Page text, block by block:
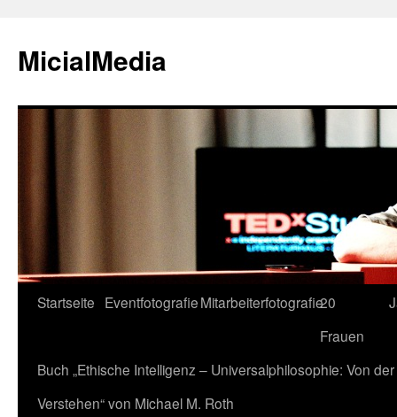
MicialMedia
Zum
springen
Startseite EventfotografieMitarbeiterfotografie20
Frauen
Buch „Ethische Intelligenz – Universalphilosophie: Von
Verstehen“ von Michael M. Roth